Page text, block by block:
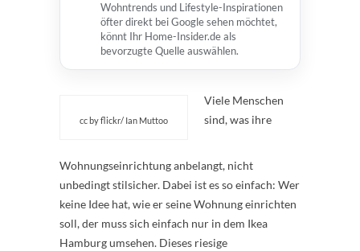
Wohntrends und Lifestyle-Inspirationen
öfter direkt bei Google sehen möchtet,
könnt Ihr Home-Insider.de als
bevorzugte Quelle auswählen.
cc by flickr/ Ian Muttoo
Viele Menschen
sind, was ihre
Wohnungseinrichtung anbelangt, nicht
unbedingt stilsicher. Dabei ist es so einfach: Wer
keine Idee hat, wie er seine Wohnung einrichten
soll, der muss sich einfach nur in dem Ikea
Hamburg umsehen. Dieses riesige